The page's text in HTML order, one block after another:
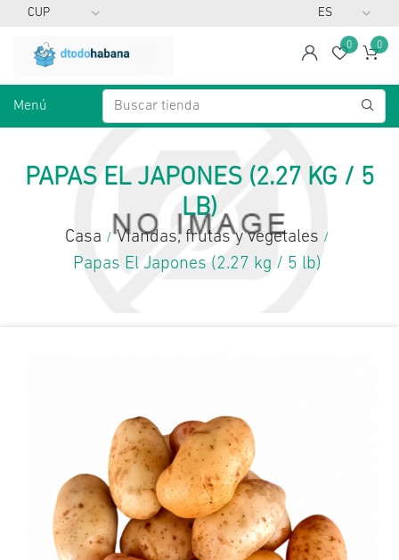
spanLista
0 0
Menú
PAPAS EL JAPONES (2.27 KG / 5
LB)
Casa / Viandas, frutas y vegetales /
Papas El Japones (2.27 kg / 5 lb)